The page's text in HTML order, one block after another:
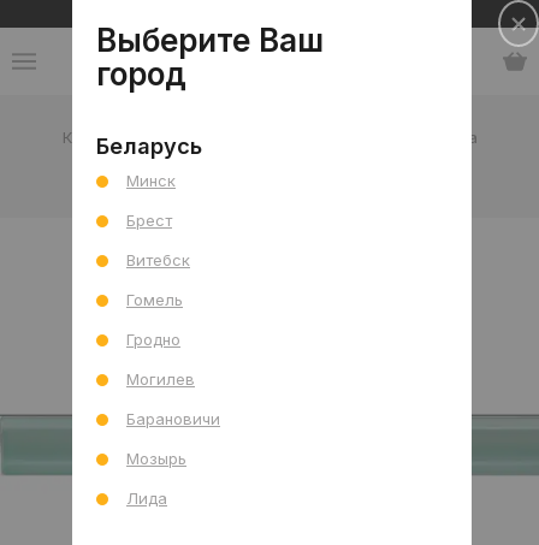
Каталог коллекция Armonia
коллекция Armonia
Выберите Ваш
город
Беларусь
Минск
Брест
Витебск
Гомель
Гродно
Могилев
Барановичи
Мозырь
Лида